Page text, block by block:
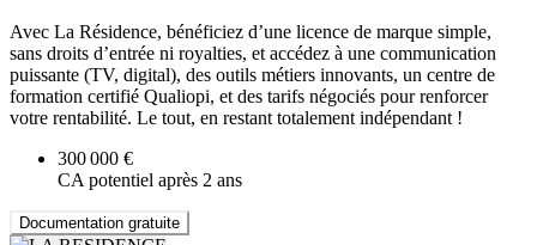
Avec La Résidence, bénéficiez d’une licence de marque simple,
sans droits d’entrée ni royalties, et accédez à une communication
puissante (TV, digital), des outils métiers innovants, un centre de
formation certifié Qualiopi, et des tarifs négociés pour renforcer
votre rentabilité. Le tout, en restant totalement indépendant !
300 000 €
CA potentiel après 2 ans
Documentation gratuite